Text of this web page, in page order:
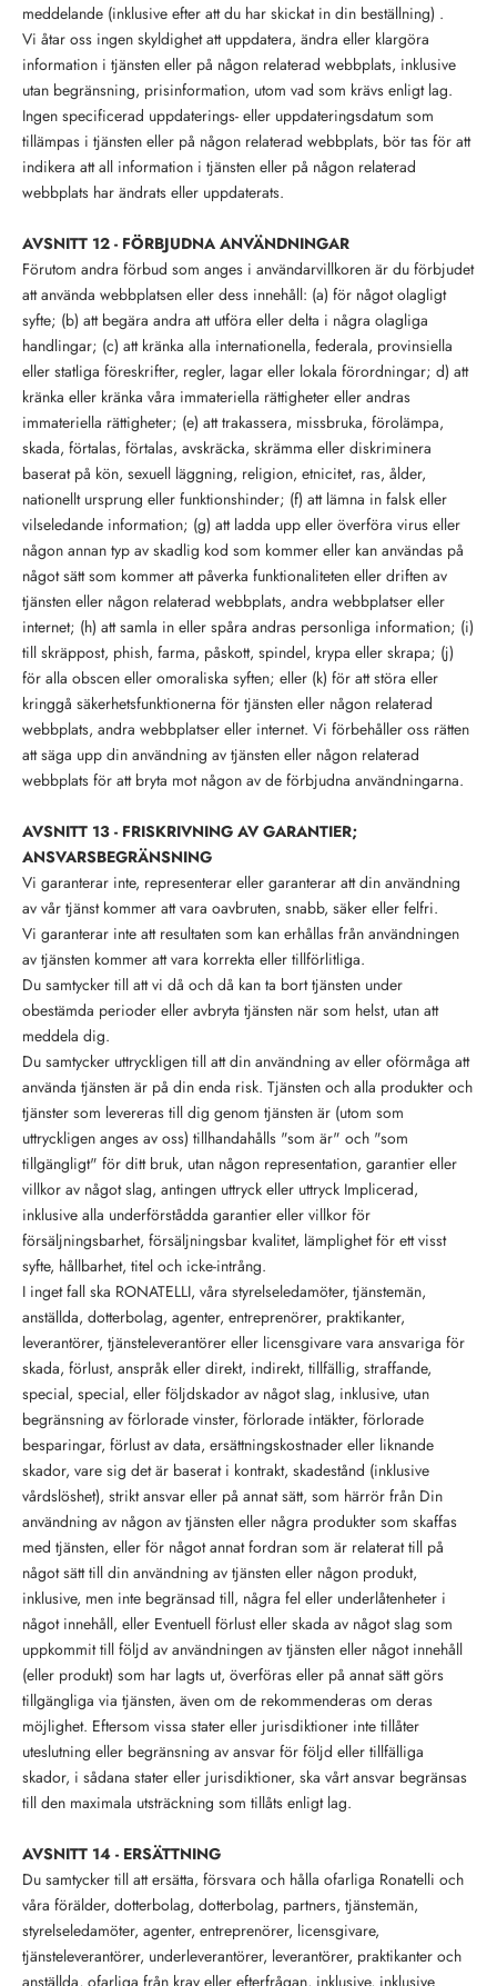
meddelande (inklusive efter att du har skickat in din beställning) .
Vi åtar oss ingen skyldighet att uppdatera, ändra eller klargöra
information i tjänsten eller på någon relaterad webbplats, inklusive
utan begränsning, prisinformation, utom vad som krävs enligt lag.
Ingen specificerad uppdaterings- eller uppdateringsdatum som
tillämpas i tjänsten eller på någon relaterad webbplats, bör tas för att
indikera att all information i tjänsten eller på någon relaterad
webbplats har ändrats eller uppdaterats.
AVSNITT 12 - FÖRBJUDNA ANVÄNDNINGAR
Förutom andra förbud som anges i användarvillkoren är du förbjudet
att använda webbplatsen eller dess innehåll: (a) för något olagligt
syfte; (b) att begära andra att utföra eller delta i några olagliga
handlingar; (c) att kränka alla internationella, federala, provinsiella
eller statliga föreskrifter, regler, lagar eller lokala förordningar; d) att
kränka eller kränka våra immateriella rättigheter eller andras
immateriella rättigheter; (e) att trakassera, missbruka, förolämpa,
skada, förtalas, förtalas, avskräcka, skrämma eller diskriminera
baserat på kön, sexuell läggning, religion, etnicitet, ras, ålder,
nationellt ursprung eller funktionshinder; (f) att lämna in falsk eller
vilseledande information; (g) att ladda upp eller överföra virus eller
någon annan typ av skadlig kod som kommer eller kan användas på
något sätt som kommer att påverka funktionaliteten eller driften av
tjänsten eller någon relaterad webbplats, andra webbplatser eller
internet; (h) att samla in eller spåra andras personliga information; (i)
till skräppost, phish, farma, påskott, spindel, krypa eller skrapa; (j)
för alla obscen eller omoraliska syften; eller (k) för att störa eller
kringgå säkerhetsfunktionerna för tjänsten eller någon relaterad
webbplats, andra webbplatser eller internet. Vi förbehåller oss rätten
att säga upp din användning av tjänsten eller någon relaterad
webbplats för att bryta mot någon av de förbjudna användningarna.
AVSNITT 13 - FRISKRIVNING AV GARANTIER;
ANSVARSBEGRÄNSNING
Vi garanterar inte, representerar eller garanterar att din användning
av vår tjänst kommer att vara oavbruten, snabb, säker eller felfri.
Vi garanterar inte att resultaten som kan erhållas från användningen
av tjänsten kommer att vara korrekta eller tillförlitliga.
Du samtycker till att vi då och då kan ta bort tjänsten under
obestämda perioder eller avbryta tjänsten när som helst, utan att
meddela dig.
Du samtycker uttryckligen till att din användning av eller oförmåga att
använda tjänsten är på din enda risk. Tjänsten och alla produkter och
tjänster som levereras till dig genom tjänsten är (utom som
uttryckligen anges av oss) tillhandahålls "som är" och "som
tillgängligt" för ditt bruk, utan någon representation, garantier eller
villkor av något slag, antingen uttryck eller uttryck Implicerad,
inklusive alla underförstådda garantier eller villkor för
försäljningsbarhet, försäljningsbar kvalitet, lämplighet för ett visst
syfte, hållbarhet, titel och icke-intrång.
I inget fall ska RONATELLI, våra styrelseledamöter, tjänstemän,
anställda, dotterbolag, agenter, entreprenörer, praktikanter,
leverantörer, tjänsteleverantörer eller licensgivare vara ansvariga för
skada, förlust, anspråk eller direkt, indirekt, tillfällig, straffande,
special, special, eller följdskador av något slag, inklusive, utan
begränsning av förlorade vinster, förlorade intäkter, förlorade
besparingar, förlust av data, ersättningskostnader eller liknande
skador, vare sig det är baserat i kontrakt, skadestånd (inklusive
vårdslöshet), strikt ansvar eller på annat sätt, som härrör från Din
användning av någon av tjänsten eller några produkter som skaffas
med tjänsten, eller för något annat fordran som är relaterat till på
något sätt till din användning av tjänsten eller någon produkt,
inklusive, men inte begränsad till, några fel eller underlåtenheter i
något innehåll, eller Eventuell förlust eller skada av något slag som
uppkommit till följd av användningen av tjänsten eller något innehåll
(eller produkt) som har lagts ut, överföras eller på annat sätt görs
tillgängliga via tjänsten, även om de rekommenderas om deras
möjlighet. Eftersom vissa stater eller jurisdiktioner inte tillåter
uteslutning eller begränsning av ansvar för följd eller tillfälliga
skador, i sådana stater eller jurisdiktioner, ska vårt ansvar begränsas
till den maximala utsträckning som tillåts enligt lag.
AVSNITT 14 - ERSÄTTNING
Du samtycker till att ersätta, försvara och hålla ofarliga Ronatelli och
våra förälder, dotterbolag, dotterbolag, partners, tjänstemän,
styrelseledamöter, agenter, entreprenörer, licensgivare,
tjänsteleverantörer, underleverantörer, leverantörer, praktikanter och
anställda, ofarliga från krav eller efterfrågan, inklusive, inklusive